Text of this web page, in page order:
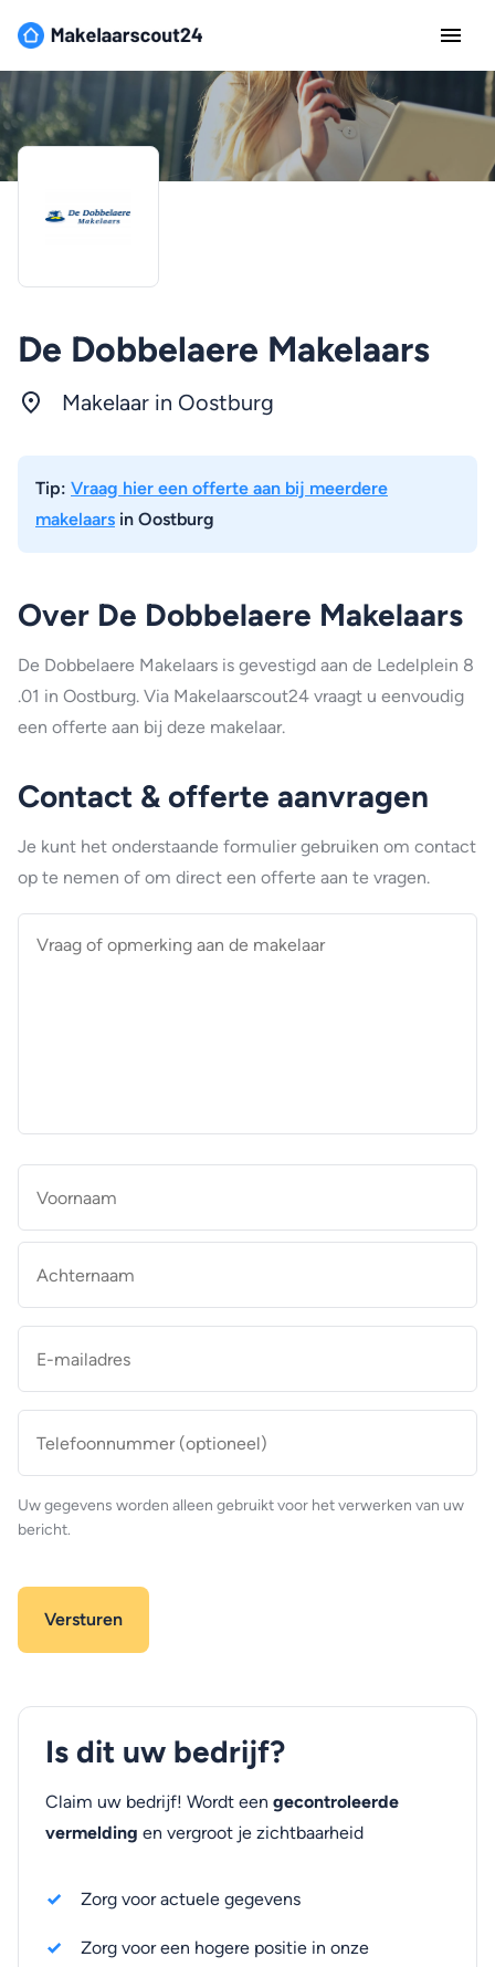
De Dobbelaere Makelaars
Makelaar in Oostburg
Tip: Vraag hier een offerte aan bij meerdere
makelaars in Oostburg
Over De Dobbelaere Makelaars
De Dobbelaere Makelaars is gevestigd aan de Ledelplein 8
.01 in Oostburg. Via Makelaarscout24 vraagt u eenvoudig
een offerte aan bij deze makelaar.
Contact & offerte aanvragen
Je kunt het onderstaande formulier gebruiken om contact
op te nemen of om direct een offerte aan te vragen.
mailadres *
(optioneel)
Uw gegevens worden alleen gebruikt voor het verwerken van uw
bericht.
Is dit uw bedrijf?
Claim uw bedrijf! Wordt een gecontroleerde
vermelding en vergroot je zichtbaarheid
Zorg voor actuele gegevens
Zorg voor een hogere positie in onze